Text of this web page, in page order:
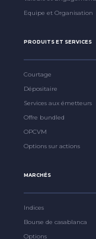
Equipe et Organisation
PRODUITS ET SERVICES
Courtage
Dépositaire
Services aux émetteurs
Offre bundled
OPCVM
Options sur actions
MARCHÉS
Indices
Bourse de casablanca
Options